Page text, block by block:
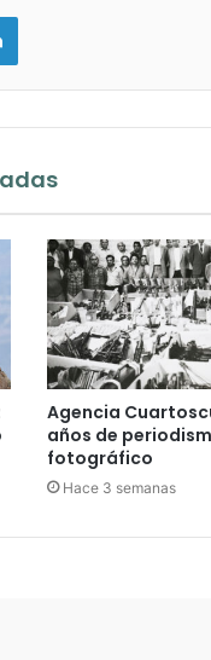
LinkedIn
Agencia
años de
fotográfico
Hace 3 semanas